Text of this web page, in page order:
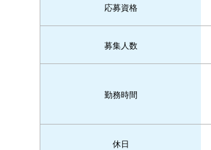
応募資格
募集人数
勤務時間
休日